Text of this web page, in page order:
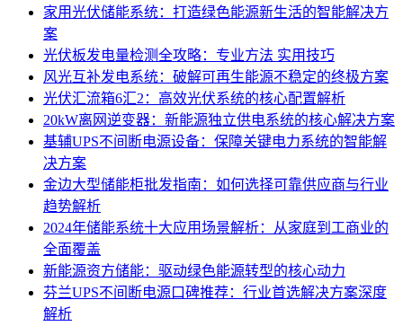
家用光伏储能系统：打造绿色能源新生活的智能解决方
案
光伏板发电量检测全攻略：专业方法 实用技巧
风光互补发电系统：破解可再生能源不稳定的终极方案
光伏汇流箱6汇2：高效光伏系统的核心配置解析
20kW离网逆变器：新能源独立供电系统的核心解决方案
基辅UPS不间断电源设备：保障关键电力系统的智能解
决方案
金边大型储能柜批发指南：如何选择可靠供应商与行业
趋势解析
2024年储能系统十大应用场景解析：从家庭到工商业的
全面覆盖
新能源资方储能：驱动绿色能源转型的核心动力
芬兰UPS不间断电源口碑推荐：行业首选解决方案深度
解析